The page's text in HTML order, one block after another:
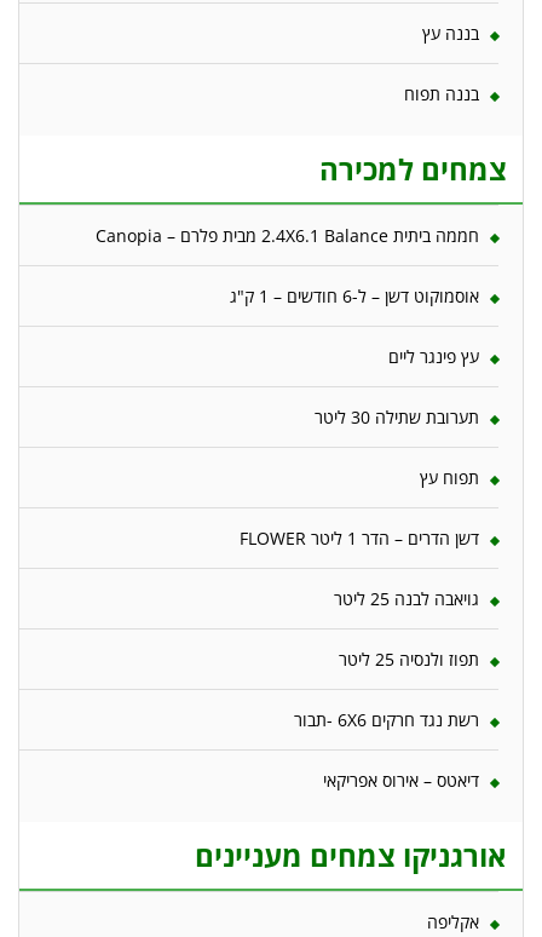
בננה עץ
בננה תפוח
צמחים למכירה
חממה ביתית 2.4X6.1 Balance מבית פלרם – Canopia
אוסמוקוט דשן – ל-6 חודשים – 1 ק"ג
עץ פינגר ליים
תערובת שתילה 30 ליטר
תפוח עץ
דשן הדרים – הדר 1 ליטר FLOWER
גויאבה לבנה 25 ליטר
תפוז ולנסיה 25 ליטר
רשת נגד חרקים 6X6 -תבור
דיאטס – אירוס אפריקאי
אורגניקו צמחים מעניינים
אקליפה